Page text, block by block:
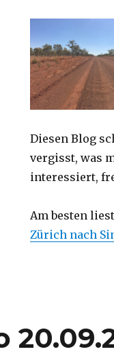
Diesen Blog
vergisst, was
interessiert,
Am besten
Zürich nach